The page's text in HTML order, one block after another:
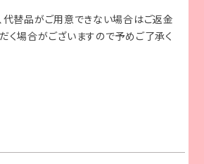
代替品がご用意できない場合はご返金
く場合がございますので予めご了承く